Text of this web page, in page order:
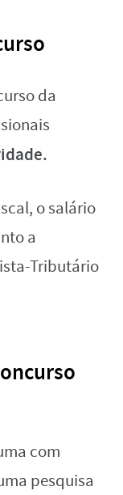
da
o salário
a
Tributário
com
pesquisa